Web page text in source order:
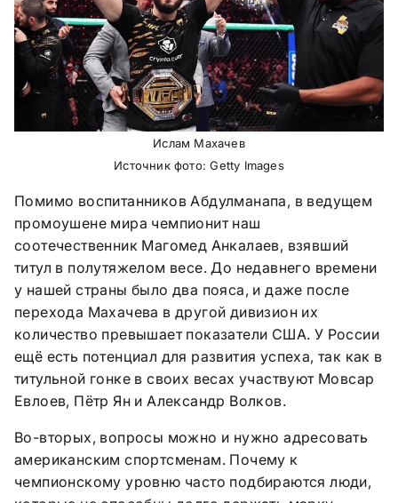
Ислам Махачев
Источник фото: Getty Images
Помимо воспитанников Абдулманапа, в ведущем
промоушене мира чемпионит наш
соотечественник Магомед Анкалаев, взявший
титул в полутяжелом весе. До недавнего времени
у нашей страны было два пояса, и даже после
перехода Махачева в другой дивизион их
количество превышает показатели США. У России
ещё есть потенциал для развития успеха, так как в
титульной гонке в своих весах участвуют Мовсар
Евлоев, Пётр Ян и Александр Волков.
Во-вторых, вопросы можно и нужно адресовать
американским спортсменам. Почему к
чемпионскому уровню часто подбираются люди,